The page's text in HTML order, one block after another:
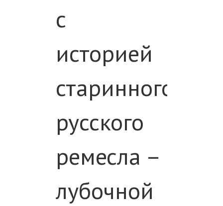
с
историей
старинного
русского
ремесла –
лубочной